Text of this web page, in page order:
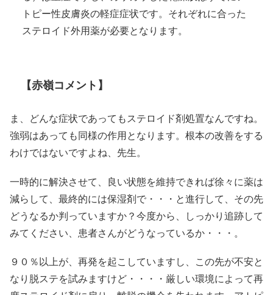
トピー性皮膚炎の軽症症状です。それぞれに合った
ステロイド外用薬が必要となります。
【赤嶺コメント】
ま、どんな症状であってもステロイド剤処置なんですね。
強弱はあっても同様の作用となります。根本の改善をする
わけではないですよね、先生。
一時的に解決させて、良い状態を維持できれば徐々に薬は
減らして、最終的には保湿剤で・・・と進行して、その先
どうなるか判っていますか？今度から、しっかり追跡して
みてください、患者さんがどうなっているか・・・。
９０％以上が、再発を起こしていますし、この先が不安と
なり脱ステを試みますけど・・・・厳しい環境によって再